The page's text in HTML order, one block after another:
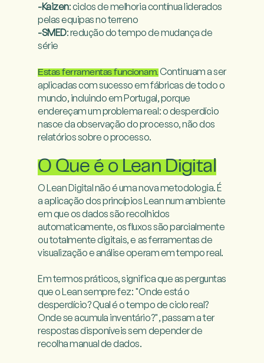
-Kaizen: ciclos de melhoria contínua liderados
-SMED: redução do tempo de mudança de
série
Estas ferramentas funcionam. Continuam a ser
aplicadas com sucesso em fábricas de todo o
mundo, incluindo em Portugal, porque
endereçam um problema real: o desperdício
nasce da observação do processo, não dos
relatórios sobre o processo.
O Que é o Lean Digital
O Lean Digital não é uma nova metodologia. É
a aplicação dos princípios Lean num ambiente
em que os dados são recolhidos
automaticamente, os fluxos são parcialmente
ou totalmente digitais, e as ferramentas de
visualização e análise operam em tempo real.
Em termos práticos, significa que as perguntas
que o Lean sempre fez: "Onde está o
desperdício? Qual é o tempo de ciclo real?
Onde se acumula inventário?", passam a ter
respostas disponíveis sem depender de
recolha manual de dados.